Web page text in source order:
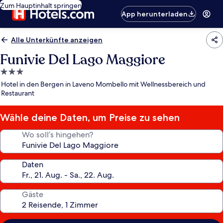
Zum Hauptinhalt springen
App herunterladen
Alle Unterkünfte anzeigen
Funivie Del Lago Maggiore
3.0-
Sterne-
Unterkunft
Hotel in den Bergen in Laveno Mombello mit Wellnessbereich und
Restaurant
Wähle deine Daten, um Preise zu sehen
Wo soll’s hingehen?
Daten
Gäste